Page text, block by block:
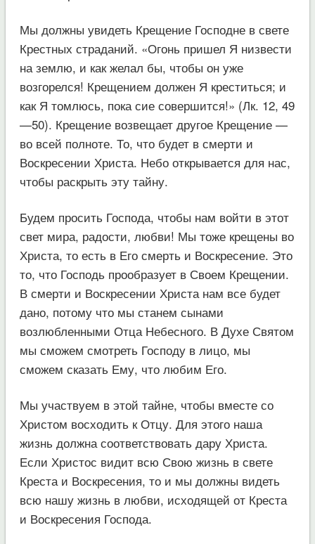
Мы должны увидеть Крещение Господне в свете
Крестных страданий. «Огонь пришел Я низвести
на землю, и как желал бы, чтобы он уже
возгорелся! Крещением должен Я креститься; и
как Я томлюсь, пока сие совершится!» (Лк. 12, 49
—50). Крещение возвещает другое Крещение —
во всей полноте. То, что будет в смерти и
Воскресении Христа. Небо открывается для нас,
чтобы раскрыть эту тайну.
Будем просить Господа, чтобы нам войти в этот
свет мира, радости, любви! Мы тоже крещены во
Христа, то есть в Его смерть и Воскресение. Это
то, что Господь прообразует в Своем Крещении.
В смерти и Воскресении Христа нам все будет
дано, потому что мы станем сынами
возлюбленными Отца Небесного. В Духе Святом
мы сможем смотреть Господу в лицо, мы
сможем сказать Ему, что любим Его.
Мы участвуем в этой тайне, чтобы вместе со
Христом восходить к Отцу. Для этого наша
жизнь должна соответствовать дару Христа.
Если Христос видит всю Свою жизнь в свете
Креста и Воскресения, то и мы должны видеть
всю нашу жизнь в любви, исходящей от Креста
и Воскресения Господа.